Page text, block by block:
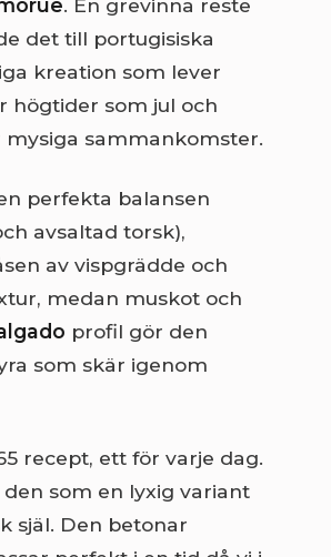
. En grevinna reste
det till portugisiska
kreation som lever
högtider som jul och
mysiga sammankomster.
perfekta balansen
avsaltad torsk),
av vispgrädde och
medan muskot och
profil gör den
som skär igenom
recept, ett för varje dag.
som en lyxig variant
själ. Den betonar